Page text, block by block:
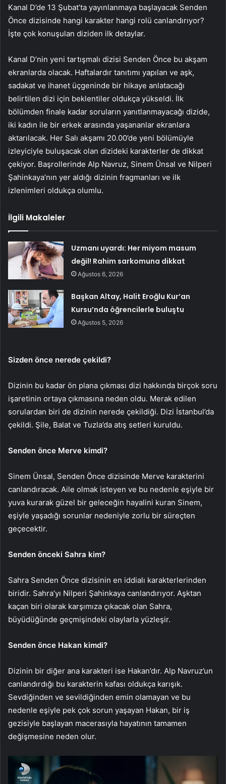
Kanal D’de 13 Şubat’ta yayınlanmaya başlayacak Senden
Önce dizisinde hangi karakter hangi rolü canlandırıyor?
İşte çok konuşulan diziden ilk detaylar.
Kanal D’nin yeni tartışmalı dizisi Senden Önce bu akşam
ekranlarda olacak. Haftalardır tanıtımı yapılan ve aşk,
sadakat ve ihanet üçgeninde bir hikaye anlatacağı
belirtilen dizi için beklentiler oldukça yükseldi. İlk
bölümden finale kadar soruların yanıtlanmayacağı dizide,
iki kadın ile bir erkek arasında yaşananlar ekranlara
aktarılacak. Her Salı akşamı 20.00’de yeni bölümüyle
izleyiciyle buluşacak olan dizideki karakterler de dikkat
çekiyor. Başrollerinde Alp Navruz, Sinem Ünsal ve Nilperi
Şahinkaya’nın yer aldığı dizinin fragmanları ve ilk
izlenimleri oldukça olumlu.
İlgili Makaleler
Uzmanı uyardı: Her miyom masum
değil! Rahim sarkomuna dikkat
Ağustos 6, 2026
Başkan Altay, Halit Eroğlu Kur’an
Kursu’nda öğrencilerle buluştu
Ağustos 5, 2026
Sizden önce nerede çekildi?
Dizinin bu kadar ön plana çıkması dizi hakkında birçok soru
işaretinin ortaya çıkmasına neden oldu. Merak edilen
sorulardan biri de dizinin nerede çekildiği. Dizi İstanbul’da
çekildi. Şile, Balat ve Tuzla’da atış setleri kuruldu.
Senden önce Merve kimdi?
Sinem Ünsal, Senden Önce dizisinde Merve karakterini
canlandıracak. Aile olmak isteyen ve bu nedenle eşiyle bir
yuva kurarak güzel bir geleceğin hayalini kuran Sinem,
eşiyle yaşadığı sorunlar nedeniyle zorlu bir süreçten
geçecektir.
Senden önceki Sahra kim?
Sahra Senden Önce dizisinin en iddialı karakterlerinden
biridir. Sahra’yı Nilperi Şahinkaya canlandırıyor. Aşktan
kaçan biri olarak karşımıza çıkacak olan Sahra,
büyüdüğünde geçmişindeki olaylarla yüzleşir.
Senden önce Hakan kimdi?
Dizinin bir diğer ana karakteri ise Hakan’dır. Alp Navruz’un
canlandırdığı bu karakterin kafası oldukça karışık.
Sevdiğinden ve sevildiğinden emin olamayan ve bu
nedenle eşiyle pek çok sorun yaşayan Hakan, bir iş
gezisiyle başlayan macerasıyla hayatının tamamen
değişmesine neden olur.